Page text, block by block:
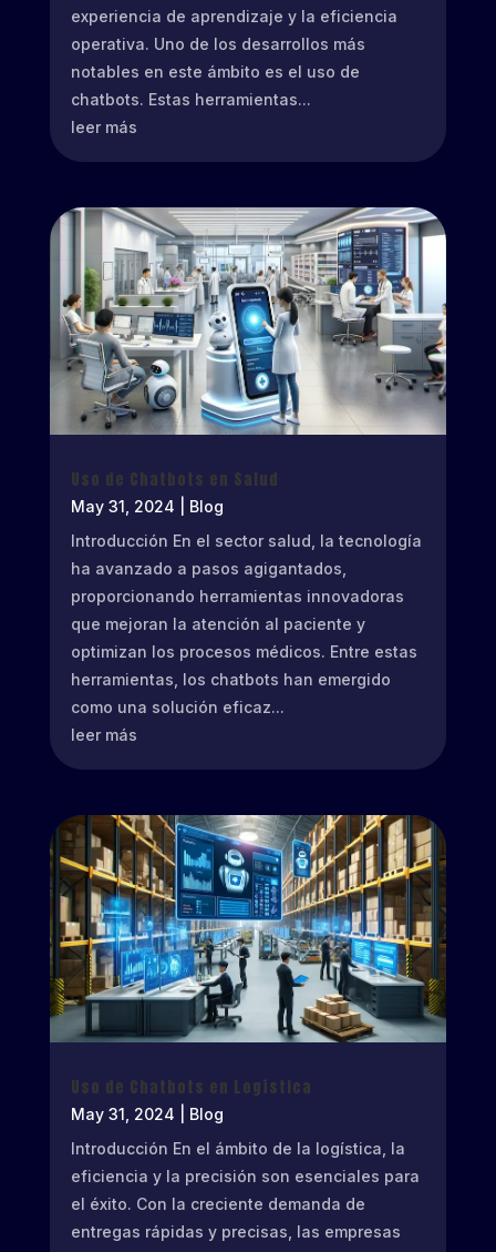
experiencia de aprendizaje y la eficiencia
operativa. Uno de los desarrollos más
notables en este ámbito es el uso de
chatbots. Estas herramientas...
leer más
Uso de Chatbots en Salud
May 31, 2024
Blog
Introducción En el sector salud, la tecnología
ha avanzado a pasos agigantados,
proporcionando herramientas innovadoras
que mejoran la atención al paciente y
optimizan los procesos médicos. Entre estas
herramientas, los chatbots han emergido
como una solución eficaz...
leer más
Uso de Chatbots en Logística
May 31, 2024
Blog
Introducción En el ámbito de la logística, la
eficiencia y la precisión son esenciales para
el éxito. Con la creciente demanda de
entregas rápidas y precisas, las empresas